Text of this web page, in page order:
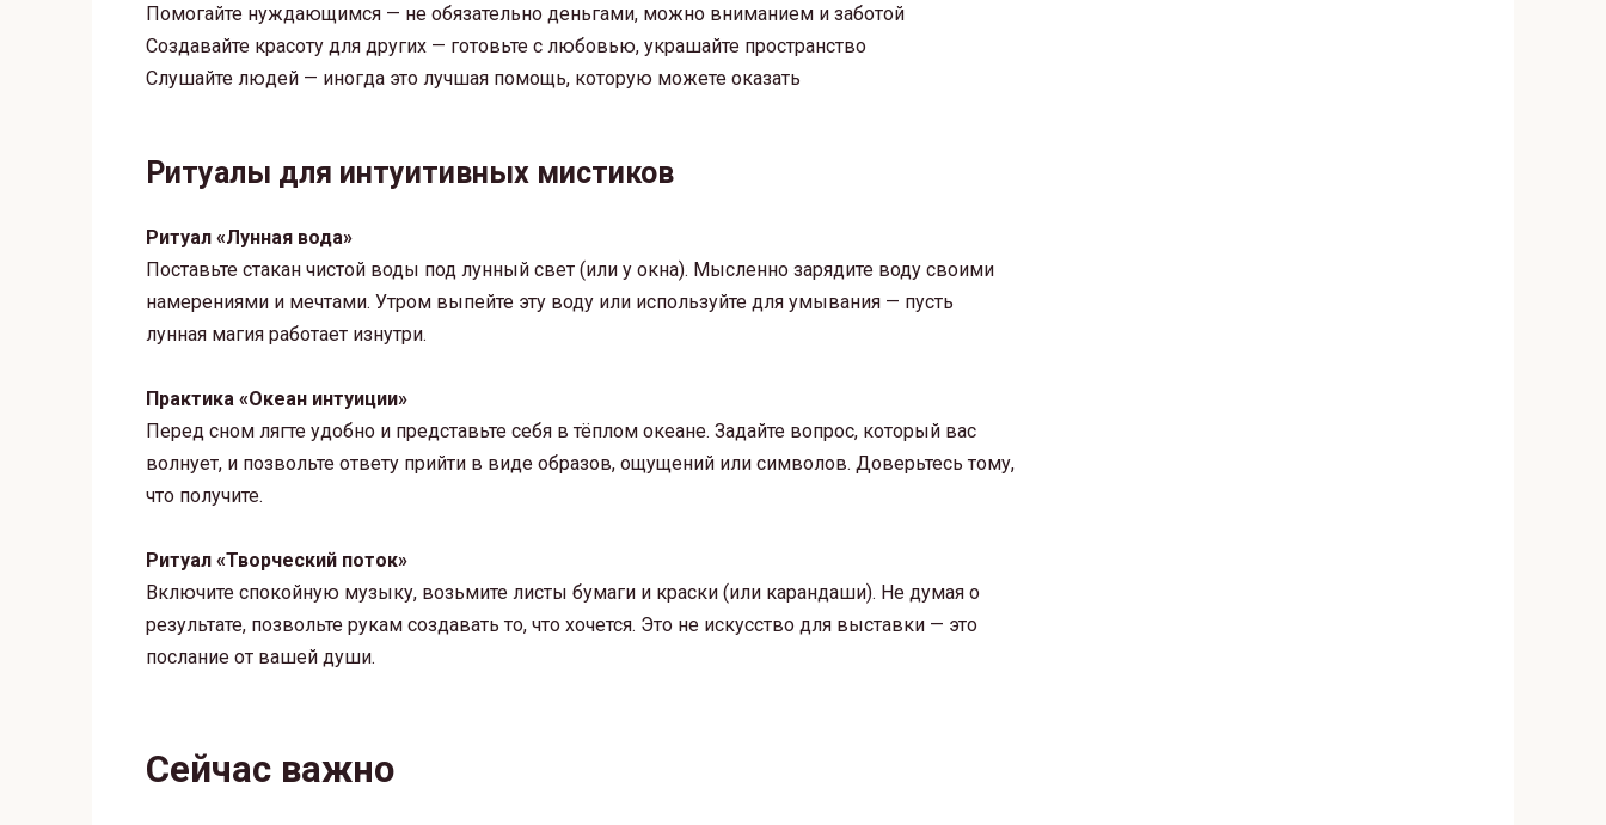
Помогайте нуждающимся — не обязательно деньгами, можно вниманием и заботой
Создавайте красоту для других — готовьте с любовью, украшайте пространство
Слушайте людей — иногда это лучшая помощь, которую можете оказать
Ритуалы для интуитивных мистиков
Ритуал «Лунная вода»
Поставьте стакан чистой воды под лунный свет (или у окна). Мысленно зарядите воду своими
намерениями и мечтами. Утром выпейте эту воду или используйте для умывания — пусть
лунная магия работает изнутри.
Практика «Океан интуиции»
Перед сном лягте удобно и представьте себя в тёплом океане. Задайте вопрос, который вас
волнует, и позвольте ответу прийти в виде образов, ощущений или символов. Доверьтесь тому,
что получите.
Ритуал «Творческий поток»
Включите спокойную музыку, возьмите листы бумаги и краски (или карандаши). Не думая о
результате, позвольте рукам создавать то, что хочется. Это не искусство для выставки — это
послание от вашей души.
Сейчас важно